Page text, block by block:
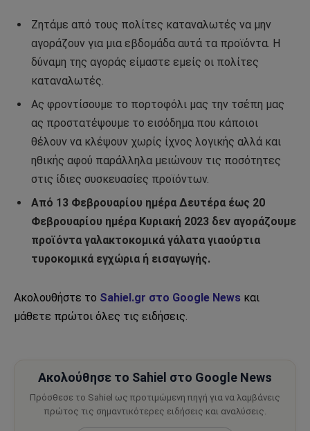
Ζητάμε από τους πολίτες καταναλωτές να μην
αγοράζουν για μια εβδομάδα αυτά τα προϊόντα. Η
δύναμη της αγοράς είμαστε εμείς οι πολίτες
καταναλωτές.
Ας φροντίσουμε το πορτοφόλι μας την τσέπη μας
ας προστατέψουμε το εισόδημα που κάποιοι
θέλουν να κλέψουν χωρίς ίχνος λογικής αλλά και
ηθικής αφού παράλληλα μειώνουν τις ποσότητες
στις ίδιες συσκευασίες προϊόντων.
Από 13 Φεβρουαρίου ημέρα Δευτέρα έως 20
Φεβρουαρίου ημέρα Κυριακή 2023 δεν αγοράζουμε
προϊόντα γαλακτοκομικά γάλατα γιαούρτια
τυροκομικά εγχώρια ή εισαγωγής.
Ακολουθήστε το Sahiel.gr στο Google News και
μάθετε πρώτοι όλες τις ειδήσεις.
Ακολούθησε το Sahiel στο Google News
Πρόσθεσε το Sahiel ως προτιμώμενη πηγή για να λαμβάνεις
πρώτος τις σημαντικότερες ειδήσεις και αναλύσεις.